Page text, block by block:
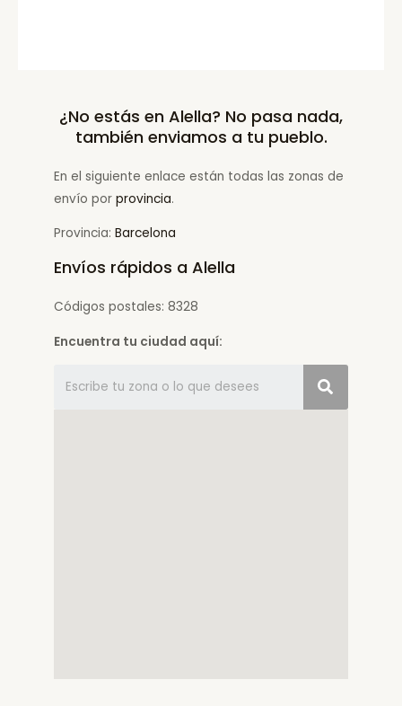
¿No estás en Alella? No pasa nada,
también enviamos a tu pueblo.
En el siguiente enlace están todas las zonas de
envío por provincia.
Provincia: Barcelona
Envíos rápidos a Alella
Códigos postales: 8328
Encuentra tu ciudad aquí: